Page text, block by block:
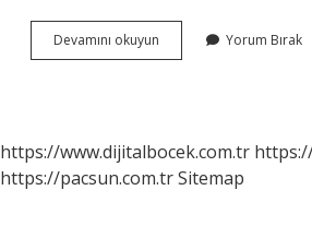
Devamını okuyun
Kelimesinin
Yorum Bırak
https://www.dijitalbocek.com.tr
https://pacsun.com.trSitemap